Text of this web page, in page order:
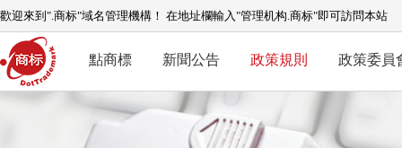
歡迎來到".商标"域名管理機構！ 在地址欄輸入"管理机构.商标"即可訪問本站
點商標 新聞公告 政策規則 政策委員